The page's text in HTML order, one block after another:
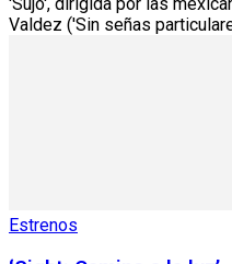
Valdez ('Sin señas
Estrenos